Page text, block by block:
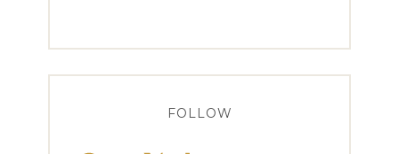
FOLLOW